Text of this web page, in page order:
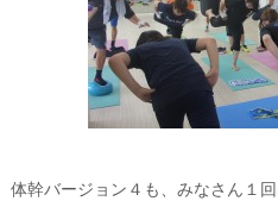
体幹バージョン４も、みなさん１